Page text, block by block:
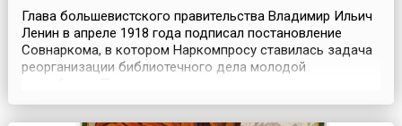
Глава большевистского правительства Владимир Ильич
Ленин в апреле 1918 года подписал постановление
Совнаркома, в котором Наркомпросу ставилась задача
реорганизации библиотечного дела молодой
Совнаркома в июле 1918 года был созыв Первого